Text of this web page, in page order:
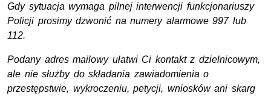
Gdy sytuacja wymaga pilnej interwencji funkcjonariuszy
Policji prosimy dzwonić na numery alarmowe 997 lub
112.
Podany adres mailowy ułatwi Ci kontakt z dzielnicowym,
ale nie służby do składania zawiadomienia o
przestępstwie, wykroczeniu, petycji, wniosków ani skarg